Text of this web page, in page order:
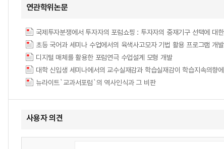
연관학위논문
국제투자분쟁에서 투자자의 포럼쇼핑 : 투자자의 중재기구 선택에 대
디지털 매체를 활용한 포럼연극 수업설계 모형 개발
대학 신입생 세미나에서의 교수실재감과 학습실재감이 학습
뉴라이트`교과서포럼`의 역사인식과 그 비판
사용자 의견